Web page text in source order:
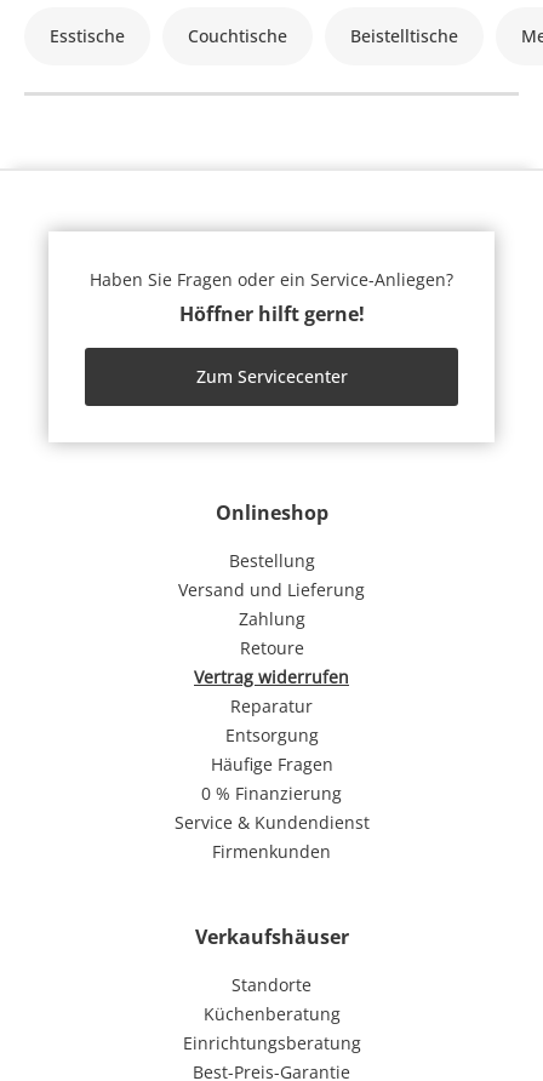
Esstische Couchtische Beistelltische
Onlineshop
Bestellung
Versand und Lieferung
Zahlung
Retoure
Vertrag widerrufen
Reparatur
Entsorgung
Häufige Fragen
0 % Finanzierung
Service & Kundendienst
Firmenkunden
Verkaufshäuser
Standorte
Küchenberatung
Einrichtungsberatung
Best-Preis-Garantie
Haben Sie Fragen oder ein Service-Anliegen?
Höffner hilft gerne!
Zum Servicecenter